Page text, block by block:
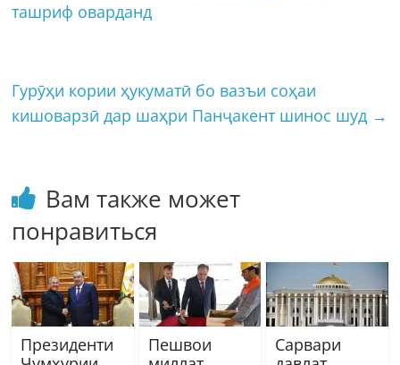
ташриф оварданд
Гурӯҳи кории ҳукуматӣ бо вазъи соҳаи
кишоварзӣ дар шаҳри Панҷакент шинос шуд →
Вам также может
понравиться
Президенти
Пешвои
Сарвари